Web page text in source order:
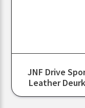
JNF Drive
Leather